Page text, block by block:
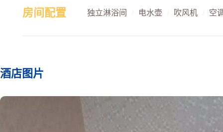
房间配置 独立淋浴间 电水壶 吹风机 空
酒店图片